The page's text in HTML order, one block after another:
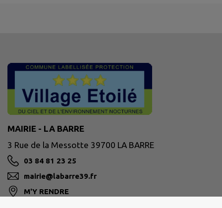
MAIRIE - LA BARRE
3 Rue de la Messotte 39700 LA BARRE
03 84 81 23 25
mairie@labarre39.fr
M'Y RENDRE